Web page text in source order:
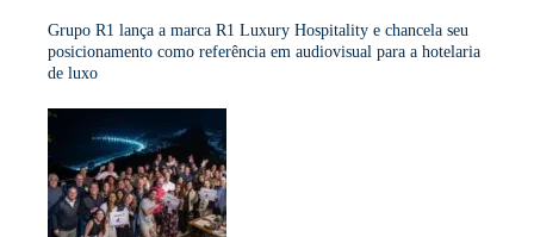
Grupo R1 lança a marca R1 Luxury Hospitality e chancela seu
posicionamento como referência em audiovisual para a hotelaria
de luxo